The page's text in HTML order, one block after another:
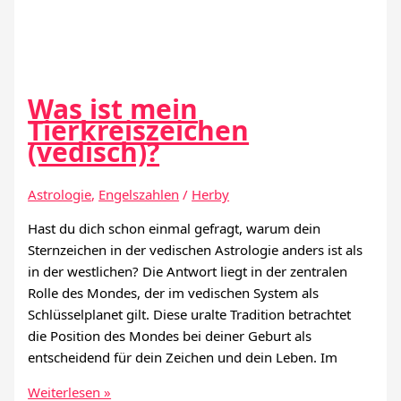
Was ist mein
Tierkreiszeichen
(vedisch)?
Astrologie, Engelszahlen / Herby
Hast du dich schon einmal gefragt, warum dein
Sternzeichen in der vedischen Astrologie anders ist als
in der westlichen? Die Antwort liegt in der zentralen
Rolle des Mondes, der im vedischen System als
Schlüsselplanet gilt. Diese uralte Tradition betrachtet
die Position des Mondes bei deiner Geburt als
entscheidend für dein Zeichen und dein Leben. Im
Was
Weiterlesen »